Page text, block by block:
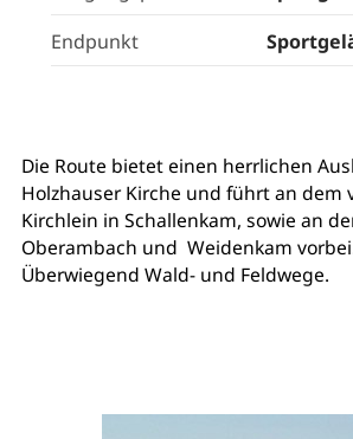
Endpunkt
Die Route bietet einen herrlichen
Holzhauser Kirche und führt an dem
Kirchlein in Schallenkam, sowie an
Oberambach und Weidenkam
Überwiegend Wald- und Feldwege.